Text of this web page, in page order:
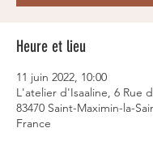
Heure et lieu
11 juin 2022, 10:00
L'atelier d'Isaaline, 6 Rue
83470 Saint-Maximin-la-
France